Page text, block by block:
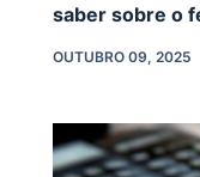
saber sobre o
OUTUBRO 09, 2025